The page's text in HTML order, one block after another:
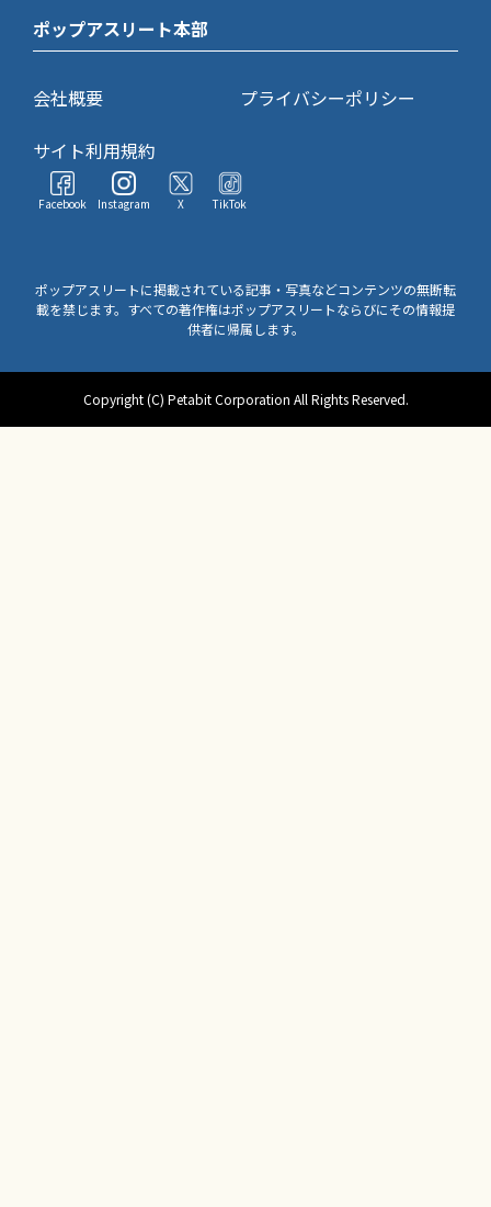
ポップアスリート本部
会社概要
プライバシーポリシー
サイト利用規約
Facebook Instagram X TikTok
ポップアスリートに掲載されている記事・写真などコンテンツの無断転
載を禁じます。すべての著作権はポップアスリートならびにその情報提
供者に帰属します。
Copyright (C) Petabit Corporation All Rights Reserved.